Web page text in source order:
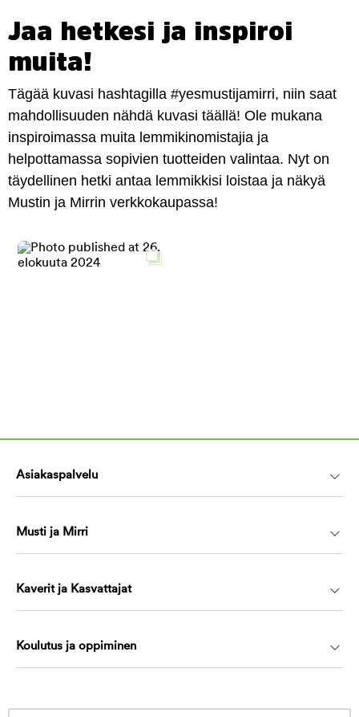
Jaa hetkesi ja inspiroi
muita!
Tägää kuvasi hashtagilla #yesmustijamirri, niin saat
mahdollisuuden nähdä kuvasi täällä! Ole mukana
inspiroimassa muita lemmikinomistajia ja
helpottamassa sopivien tuotteiden valintaa. Nyt on
täydellinen hetki antaa lemmikkisi loistaa ja näkyä
Mustin ja Mirrin verkkokaupassa!
Asiakaspalvelu
Musti ja Mirri
Kaverit ja Kasvattajat
Koulutus ja oppiminen